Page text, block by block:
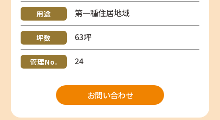
用途 第一種住居地域
坪数 63坪
管理No. 24
お問い合わせ